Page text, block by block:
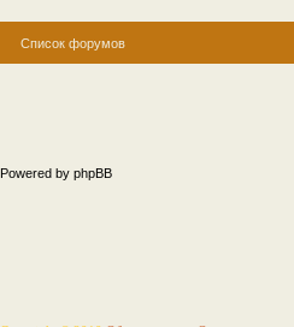
Список форумов
Powered by phpBB